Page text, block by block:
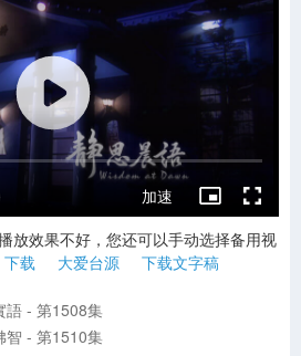
加速
放效果不好，您还可以手动选择备用视
下载 大爱台源 下载文字稿
語 - 第1508集
智 - 第1510集
~1555集) 微信文章